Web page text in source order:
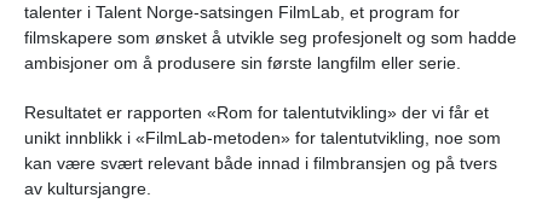
talenter i Talent Norge-satsingen FilmLab, et program for
filmskapere som ønsket å utvikle seg profesjonelt og som hadde
ambisjoner om å produsere sin første langfilm eller serie.
Resultatet er rapporten «Rom for talentutvikling» der vi får et
unikt innblikk i «FilmLab-metoden» for talentutvikling, noe som
kan være svært relevant både innad i filmbransjen og på tvers
av kultursjangre.